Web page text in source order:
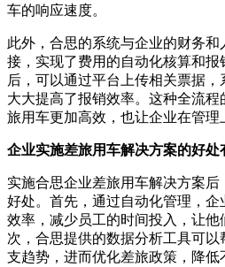
车的响应速度。
此外，合思的系统与企业的财务
接，实现了费用的自动化核算和
后，可以通过平台上传相关票据，
大大提高了报销效率。这种全流
旅用车更加高效，也让企业在管理
企业实施差旅用车解决方案的好处
实施合思企业差旅用车解决方案
好处。首先，通过自动化管理，
效率，减少员工的时间投入，让
次，合思提供的数据分析工具可
支趋势，进而优化差旅政策，降低